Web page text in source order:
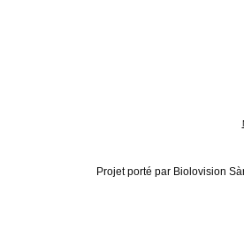
Projet porté par Biolovision